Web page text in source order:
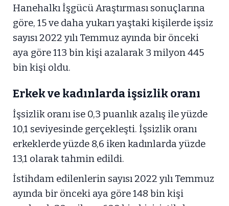
Hanehalkı İşgücü Araştırması sonuçlarına
göre, 15 ve daha yukarı yaştaki kişilerde işsiz
sayısı 2022 yılı Temmuz ayında bir önceki
aya göre 113 bin kişi azalarak 3 milyon 445
bin kişi oldu.
Erkek ve kadınlarda işsizlik oranı
İşsizlik oranı ise 0,3 puanlık azalış ile yüzde
10,1 seviyesinde gerçekleşti. İşsizlik oranı
erkeklerde yüzde 8,6 iken kadınlarda yüzde
13,1 olarak tahmin edildi.
İstihdam edilenlerin sayısı 2022 yılı Temmuz
ayında bir önceki aya göre 148 bin kişi